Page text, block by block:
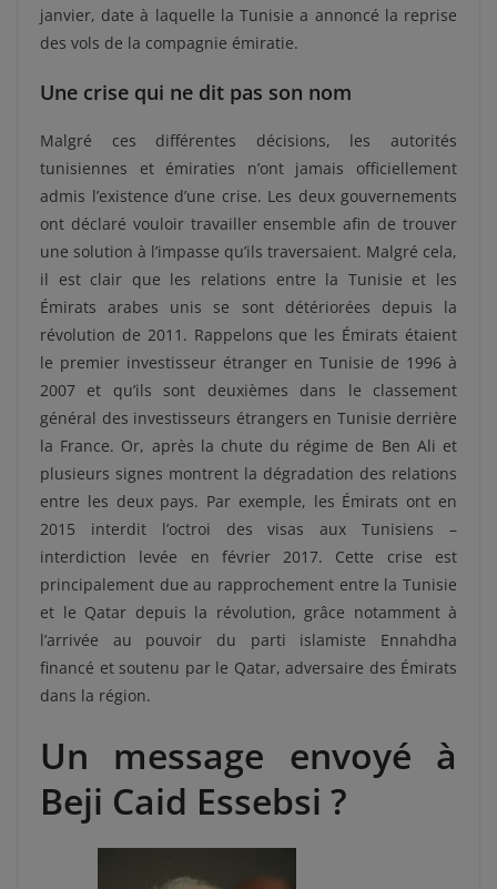
janvier, date à laquelle la Tunisie a annoncé la reprise
des vols de la compagnie émiratie.
Une crise qui ne dit pas son nom
Malgré ces différentes décisions, les autorités
tunisiennes et émiraties n’ont jamais officiellement
admis l’existence d’une crise. Les deux gouvernements
ont déclaré vouloir travailler ensemble afin de trouver
une solution à l’impasse qu’ils traversaient. Malgré cela,
il est clair que les relations entre la Tunisie et les
Émirats arabes unis se sont détériorées depuis la
révolution de 2011. Rappelons que les Émirats étaient
le premier investisseur étranger en Tunisie de 1996 à
2007 et qu’ils sont deuxièmes dans le classement
général des investisseurs étrangers en Tunisie derrière
la France. Or, après la chute du régime de Ben Ali et
plusieurs signes montrent la dégradation des relations
entre les deux pays. Par exemple, les Émirats ont en
2015 interdit l’octroi des visas aux Tunisiens –
interdiction levée en février 2017. Cette crise est
principalement due au rapprochement entre la Tunisie
et le Qatar depuis la révolution, grâce notamment à
l’arrivée au pouvoir du parti islamiste Ennahdha
financé et soutenu par le Qatar, adversaire des Émirats
dans la région.
Un message envoyé à
Beji Caid Essebsi ?